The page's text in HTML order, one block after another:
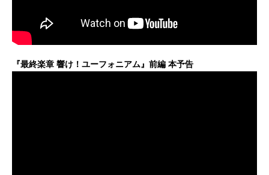
『最終楽章 響け！ユーフォニアム』前編 本予告